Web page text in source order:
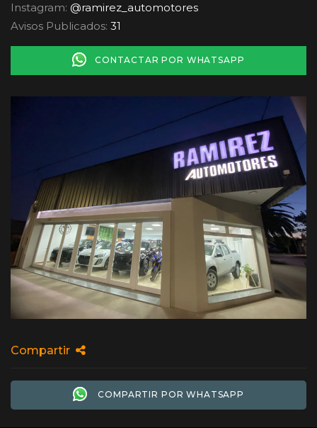
Instagram: @ramirez_automotores
Avisos Publicados: 31
CONTACTAR POR WHATSAPP
Compartir
COMPARTIR POR WHATSAPP